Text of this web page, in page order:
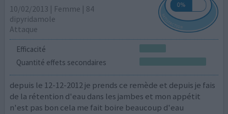
10/02/2013 | Femme | 84
dipyridamole
Attaque
Efficacité
Quantité effets secondaires
depuis le 12-12-2012 je prends ce remède et depuis je fais
de la rétention d'eau dans les jambes et mon appétit
n'est pas bon cela me fait boire beaucoup d'eau